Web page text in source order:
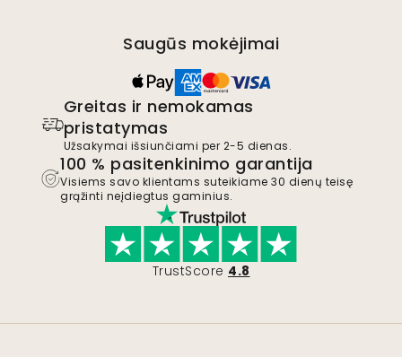
Saugūs mokėjimai
Greitas ir nemokamas
pristatymas
Užsakymai išsiunčiami per 2-5 dienas.
100 % pasitenkinimo garantija
Visiems savo klientams suteikiame 30 dienų teisę
grąžinti neįdiegtus gaminius.
TrustScore 4.8